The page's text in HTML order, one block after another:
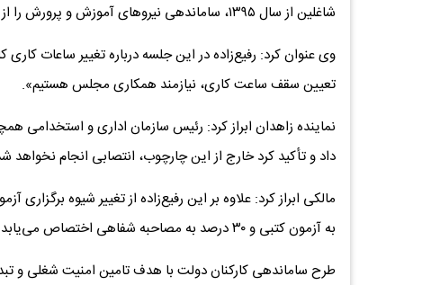
شاغلین از سال ۱۳۹۵، ساماندهی نیروهای آموزش و پرورش را از اولویت‌های سازمان برشمرد.
وی عنوان کرد: رفیع‌زاده در این جلسه درباره تغییر ساعات
تعیین سقف ساعت کاری، نیازمند همکاری مجلس هستیم».
نماینده زاهدان ابراز کرد: رئیس سازمان اداری و استخدامی
داد و تأکید کرد خارج از این چارچوب، انتصابی انجام نخواهد
به آزمون کتبی و ۳۰ درصد به مصاحبه شفاهی اختصاص می‌یابد تا عدالت در جذب نیروها تقویت شود
طرح ساماندهی کارکنان دولت با هدف تامین امنیت شغلی و